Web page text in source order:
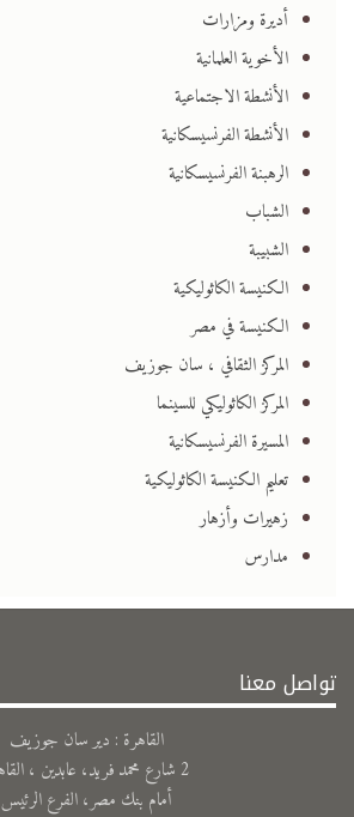
أديرة ومزارات
الأخوية العلمانية
الأنشطة الاجتماعية
الأنشطة الفرنسيسكانية
الرهبنة الفرنسيسكانية
الشباب
الشبيبة
الكنيسة الكاثوليكية
الكنيسة في مصر
المركز الثقافي ، سان جوزيف
المركز الكاثوليكي للسينما
المسيرة الفرنسيسكانية
تعليم الكنيسة الكاثوليكية
زهيرات وأزهار
مدارس
تواصل معنا
القاهرة : دير سان جوزيف
2 شارع محمد فريد، عابدين ، القاهرة
أمام بنك مصر، الفرع الرئيس